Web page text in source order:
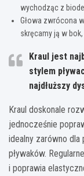
wychodząc z
Głowa zwrócona
skręcamy ją w
Kraul jest
stylem
najdłuższy
Kraul doskonale
jednocześnie
idealny zarówno
pływaków.
i poprawia